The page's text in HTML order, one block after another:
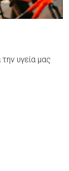
την υγεία μας